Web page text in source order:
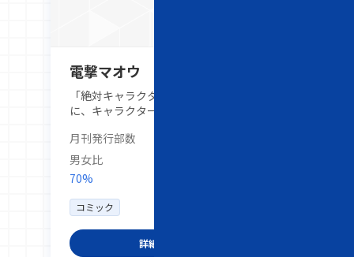
電撃マオウ
「絶対キャラクター主義」をコンセプト
に、キャラクター性を重視した作品作り
ジー、ゲームのコミカライズ、ガンアク
ション、旅、バイク、罠猟など、多彩な
ジャンルを連載し、幅広い読者層に支持
されています。多様な作品ラインナップ
で、年齢や趣味嗜好に関係なく、さまざ
まな読者に魅力的なストーリーとキャラ
クター体験を提供する雑誌です。
月刊発行部数
男女比
70%
コミック
詳細を見る